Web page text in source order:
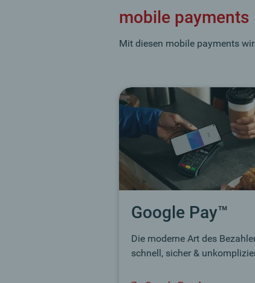
mobile payments
Mit diesen mobile payments
Google Pay™
Die moderne Art des
schnell, sicher &